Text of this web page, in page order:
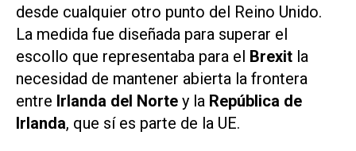
desde cualquier otro punto del Reino Unido.
La medida fue diseñada para superar el
escollo que representaba para el Brexit la
necesidad de mantener abierta la frontera
entre Irlanda del Norte y la República de
Irlanda, que sí es parte de la UE.